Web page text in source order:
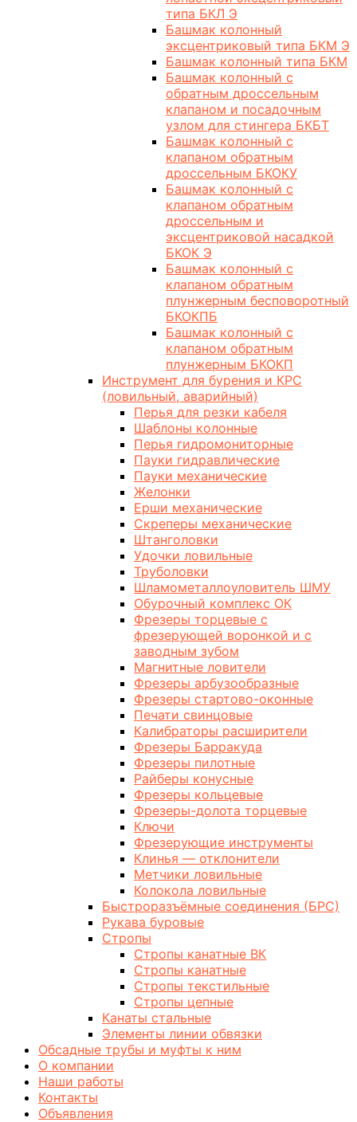
типа БКЛ Э
Башмак колонный
эксцентриковый типа БКМ Э
Башмак колонный типа БКМ
Башмак колонный с
обратным дроссельным
клапаном и посадочным
узлом для стингера БКБТ
Башмак колонный с
клапаном обратным
дроссельным БКОКУ
Башмак колонный с
клапаном обратным
дроссельным и
эксцентриковой насадкой
БКОК Э
Башмак колонный с
клапаном обратным
плунжерным бесповоротный
БКОКПБ
Башмак колонный с
клапаном обратным
плунжерным БКОКП
Инструмент для бурения и КРС
(ловильный, аварийный)
Перья для резки кабеля
Шаблоны колонные
Перья гидромониторные
Пауки гидравлические
Пауки механические
Желонки
Ерши механические
Скреперы механические
Штанголовки
Удочки ловильные
Труболовки
Шламометаллоуловитель ШМУ
Обурочный комплекс ОК
Фрезеры торцевые с
фрезерующей воронкой и с
заводным зубом
Магнитные ловители
Фрезеры арбузообразные
Фрезеры стартово-оконные
Печати свинцовые
Калибраторы расширители
Фрезеры Барракуда
Фрезеры пилотные
Райберы конусные
Фрезеры кольцевые
Фрезеры-долота торцевые
Ключи
Фрезерующие инструменты
Клинья — отклонители
Метчики ловильные
Колокола ловильные
Быстроразъёмные соединения (БРС)
Рукава буровые
Стропы
Стропы канатные ВК
Стропы канатные
Стропы текстильные
Стропы цепные
Канаты стальные
Элементы линии обвязки
Обсадные трубы и муфты к ним
О компании
Наши работы
Контакты
Объявления